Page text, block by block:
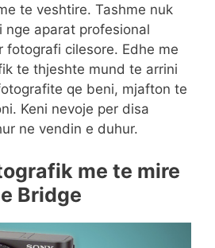
te veshtire. Tashme nuk
nge aparat profesional
fotografi cilesore. Edhe me
te thjeshte mund te arrini
qe beni, mjafton te
Keni nevoje per disa
ne vendin e duhur.
me te mire
Bridge